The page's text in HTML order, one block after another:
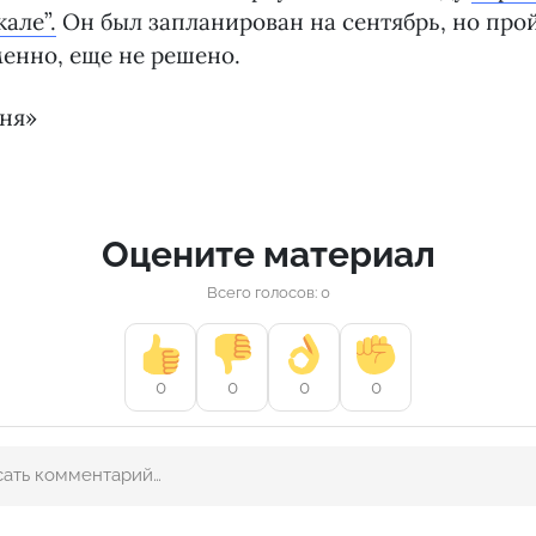
Он был запланирован на сентябрь, но
еще не решено.
Оцените материал
Всего голосов: 0
0 0 0 0